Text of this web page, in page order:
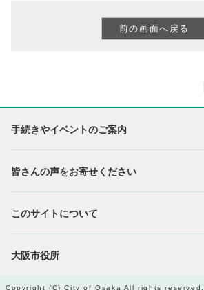
手続きやイベントのご案内
皆さんの声をお寄せください
このサイトについて
大阪市役所
Copyright (C) City of Osaka All rights reserved.